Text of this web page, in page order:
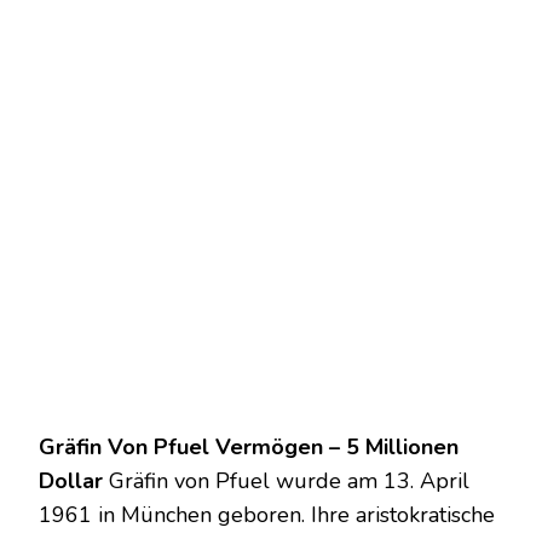
Gräfin Von Pfuel Vermögen – 5 Millionen
Dollar Gräfin von Pfuel wurde am 13. April
1961 in München geboren. Ihre aristokratische